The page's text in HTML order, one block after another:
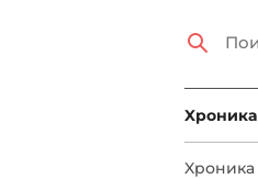
Xроника
Xроника